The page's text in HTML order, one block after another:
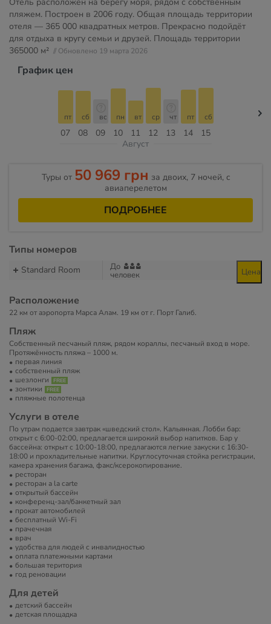
пляжем. Построен в 2006 году. Общая площадь территории
отеля — 365 000 квадратных метров. Прекрасно подойдёт
для отдыха в кругу семьи и друзей. Площадь территории
365000 м² // Обновлено 19 марта 2026
График цен
07
пт
08
сб
09
вс
10
пн
11
вт
12
ср
13
чт
14
пт
15
сб
Август
Туры от 50 969 грн за двоих, 7 ночей, c
авиаперелетом
ПОДРОБНЕЕ
Типы номеров
Standard Room До
человек Цена
Расположение
22 км от аэропорта Марса Алам. 19 км от г. Порт Галиб.
Пляж
Собственный песчаный пляж, рядом кораллы, песчаный вход в море.
Протяжённость пляжа – 1000 м.
первая линия
собственный пляж
шезлонги
зонтики
пляжные полотенца
Услуги в отеле
По утрам подается завтрак «шведский стол». Кальянная. Лобби бар:
открыт с 6:00-02:00, предлагается широкий выбор напитков. Бар у
бассейна: открыт с 10:00-18:00, предлагаются легкие закуски с 16:30-
18:00 и прохладительные напитки. Круглосуточная стойка регистрации,
камера хранения багажа, факс/ксерокопирование.
ресторан
ресторан a la carte
открытый бассейн
конференц-зал/банкетный зал
прокат автомобилей
бесплатный Wi-Fi
прачечная
врач
удобства для людей с инвалидностью
оплата платежными картами
большая територия
год реновации
Для детей
детский бассейн
детская площадка